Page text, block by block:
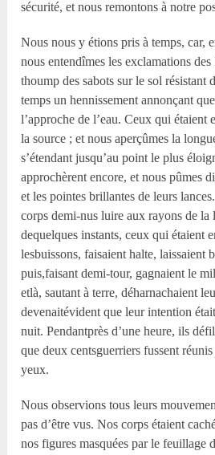
sécurité, et nous remontons à notre
Nous nous y étions pris à temps, car,
nous entendîmes les exclamations
thoump des sabots sur le sol résistant
temps un hennissement annonçant
l’approche de l’eau. Ceux qui étaient
la source ; et nous aperçûmes la
s’étendant jusqu’au point le plus
approchèrent encore, et nous pûmes
et les pointes brillantes de leurs
corps demi-nus luire aux rayons de la
dequelques instants, ceux qui étaient
lesbuissons, faisaient halte, laissaient
puis,faisant demi-tour, gagnaient le
etlà, sautant à terre, déharnachaient
devenaitévident que leur intention
nuit. Pendantprès d’une heure, ils
que deux centsguerriers fussent
yeux.
Nous observions tous leurs
pas d’être vus. Nos corps étaient
nos figures masquées par le feuillage